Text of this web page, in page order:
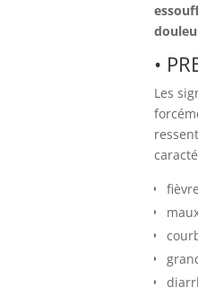
•
Les
fièvre